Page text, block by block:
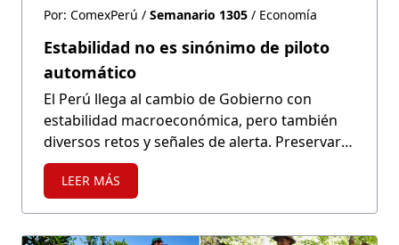
Por: ComexPerú / Semanario 1305 / Economía
Estabilidad no es sinónimo de piloto
automático
El Perú llega al cambio de Gobierno con
estabilidad macroeconómica, pero también
diversos retos y señales de alerta. Preservar
sus fundamentos será clave para evitar que la
economía derive en estancamiento o, peor
LEER MÁS